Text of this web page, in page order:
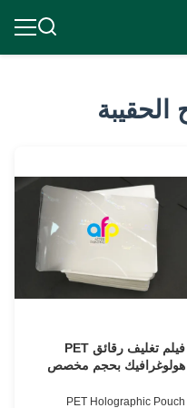
الحقيبة
فيلم تغليف رقائق PET
هولوغرافيك بحجم مخصص
PET Holographic Pouch